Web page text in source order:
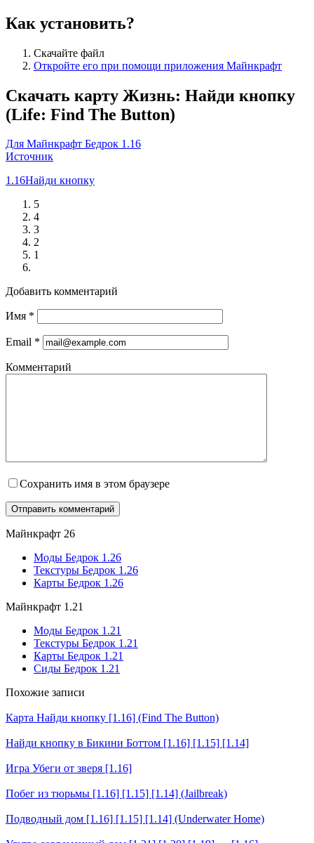
Как установить?
Скачайте файл
Откройте его при помощи приложения Майнкрафт
Скачать карту Жизнь: Найди кнопку
(Life: Find The Button)
Для Майнкрафт Бедрок 1.16
Источник
1.16Найди кнопку
5
4
3
2
1
Добавить комментарий
Имя *
Email *
Комментарий
Сохранить имя в этом браузере
Майнкрафт 26
Моды Бедрок 1.26
Текстуры Бедрок 1.26
Карты Бедрок 1.26
Майнкрафт 1.21
Моды Бедрок 1.21
Текстуры Бедрок 1.21
Карты Бедрок 1.21
Сиды Бедрок 1.21
Похожие записи
Карта Найди кнопку [1.16] (Find The Button)
Найди кнопку в Бикини Боттом [1.16] [1.15] [1.14]
Игра Убеги от зверя [1.16]
Побег из тюрьмы [1.16] [1.15] [1.14] (Jailbreak)
Подводный дом [1.16] [1.15] [1.14] (Underwater Home)